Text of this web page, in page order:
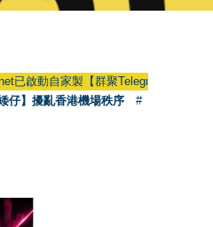
啟動自家製【群聚Telegram群組】
仔】擾亂香港機場秩序
#